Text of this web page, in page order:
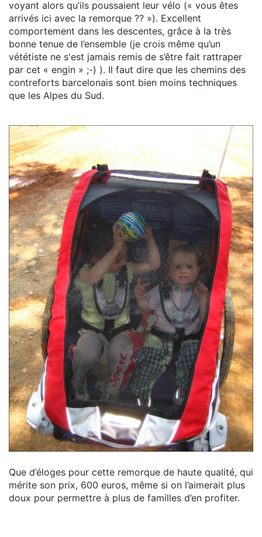
voyant alors qu’ils poussaient leur vélo (« vous êtes
arrivés ici avec la remorque ?? »). Excellent
comportement dans les descentes, grâce à la très
bonne tenue de l’ensemble (je crois même qu’un
vététiste ne s'est jamais remis de s’être fait rattraper
par cet « engin » ;-) ). Il faut dire que les chemins des
contreforts barcelonais sont bien moins techniques
que les Alpes du Sud.
Que d’éloges pour cette remorque de haute qualité, qui
mérite son prix, 600 euros, même si on l’aimerait plus
doux pour permettre à plus de familles d’en profiter.